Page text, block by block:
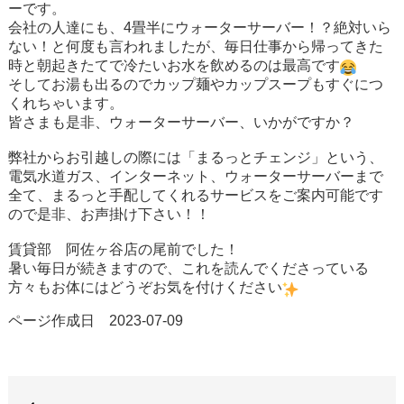
ーです。
会社の人達にも、4畳半にウォーターサーバー！？絶対いら
ない！と何度も言われましたが、毎日仕事から帰ってきた
時と朝起きたてで冷たいお水を飲めるのは最高です
そしてお湯も出るのでカップ麺やカップスープもすぐにつ
くれちゃいます。
皆さまも是非、ウォーターサーバー、いかがですか？
弊社からお引越しの際には「まるっとチェンジ」という、
電気水道ガス、インターネット、ウォーターサーバーまで
全て、まるっと手配してくれるサービスをご案内可能です
ので是非、お声掛け下さい！！
賃貸部 阿佐ヶ谷店の尾前でした！
暑い毎日が続きますので、これを読んでくださっている
方々もお体にはどうぞお気を付けください
ページ作成日 2023-07-09